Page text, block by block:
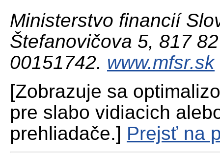
Ministerstvo financií
Štefanovičova 5, 817
00151742. www.mfsr.sk
[Zobrazuje sa
pre slabo vidiacich
prehliadače.] Prejsť na